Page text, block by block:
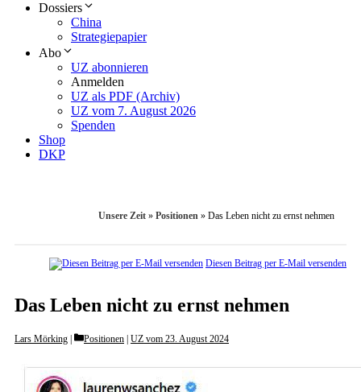
Dossiers
China
Strategiepapier
Abo
UZ abonnieren
Anmelden
UZ als PDF (Archiv)
UZ vom 7. August 2026
Spenden
Shop
DKP
Unsere Zeit » Positionen » Das Leben nicht zu ernst nehmen
Diesen Beitrag per E-Mail versenden
Das Leben nicht zu ernst nehmen
Lars Mörking Categories
Positionen UZ vom 23. August 2024